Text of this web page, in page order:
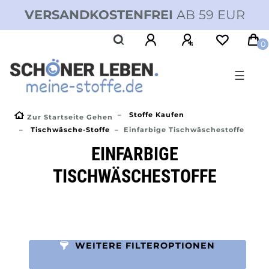
VERSANDKOSTENFREI AB 59 EUR
0
☰
Zur Startseite Gehen
Stoffe Kaufen
Tischwäsche-Stoffe
Einfarbige Tischwäschestoffe
EINFARBIGE
TISCHWÄSCHESTOFFE
WEITERE FILTEROPTIONEN